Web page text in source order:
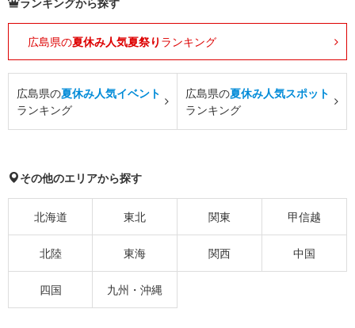
ランキングから探す
広島県の夏休み人気夏祭り ランキング
広島県の夏休み人気イベント
ランキング
広島県の夏休み人気スポット
ランキング
その他のエリアから探す
北海道 東北 関東 甲信越
北陸 東海 関西 中国
四国 九州・沖縄